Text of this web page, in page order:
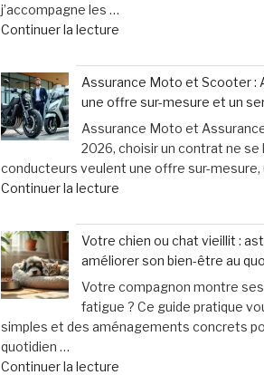
titube
:
urgence
qui
ne
laisse
que
15
minutes
agir »
j’accompagne les …
Continuer la lecturede
:
découvrez
les
erreurs
fréquentes
à
éviter
un
accident
à
vélo »
Assurance Moto et Scooter :
une offre sur-mesure et un
Assurance Moto et
2026, choisir un contrat ne se
conducteurs veulent une offre sur-mesure,
Continuer la lecturede
Moto
et
Scooter
:
April
Moto
avec
Votre chien ou chat vieillit :
améliorer son bien-être au
Votre compagnon montre
fatigue ? Ce guide pratique
simples et des aménagements concrets
quotidien …
Continuer la lecturede